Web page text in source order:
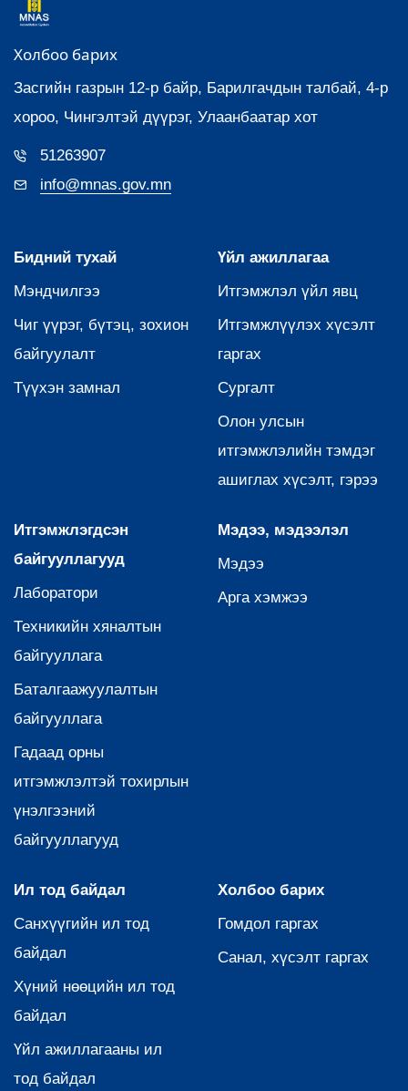
Холбоо барих
Засгийн газрын 12-р байр, Барилгачдын талбай, 4-р
хороо, Чингэлтэй дүүрэг, Улаанбаатар хот
51263907
info@mnas.gov.mn
Бидний тухай
Мэндчилгээ
Чиг үүрэг, бүтэц, зохион
байгуулалт
Түүхэн замнал
Үйл ажиллагаа
Итгэмжлэл үйл явц
Итгэмжлүүлэх хүсэлт
гаргах
Сургалт
Олон улсын
итгэмжлэлийн тэмдэг
ашиглах хүсэлт, гэрээ
Итгэмжлэгдсэн
байгууллагууд
Лаборатори
Техникийн хяналтын
байгууллага
Баталгаажуулалтын
байгууллага
Гадаад орны
итгэмжлэлтэй тохирлын
үнэлгээний
байгууллагууд
Мэдээ, мэдээлэл
Мэдээ
Арга хэмжээ
Ил тод байдал
Санхүүгийн ил тод
байдал
Хүний нөөцийн ил тод
байдал
Үйл ажиллагааны ил
тод байдал
Холбоо барих
Гомдол гаргах
Санал, хүсэлт гаргах